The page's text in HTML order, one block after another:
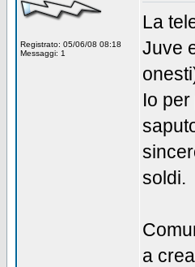
Registrato: 05/06/08 08:18
Messaggi: 1
La
Juve
Io
soldi.
a